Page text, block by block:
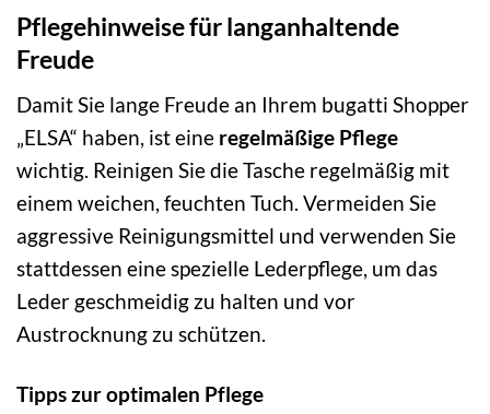
Pflegehinweise für langanhaltende
Freude
Damit Sie lange Freude an Ihrem bugatti Shopper
„ELSA“ haben, ist eine regelmäßige Pflege
wichtig. Reinigen Sie die Tasche regelmäßig mit
einem weichen, feuchten Tuch. Vermeiden Sie
aggressive Reinigungsmittel und verwenden Sie
stattdessen eine spezielle Lederpflege, um das
Leder geschmeidig zu halten und vor
Austrocknung zu schützen.
Tipps zur optimalen Pflege